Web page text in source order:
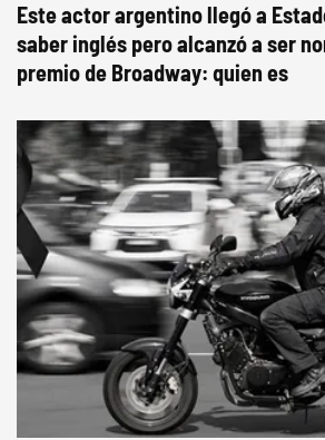
Este actor argentino llegó a
saber inglés pero alcanzó a ser
premio de Broadway: quien es